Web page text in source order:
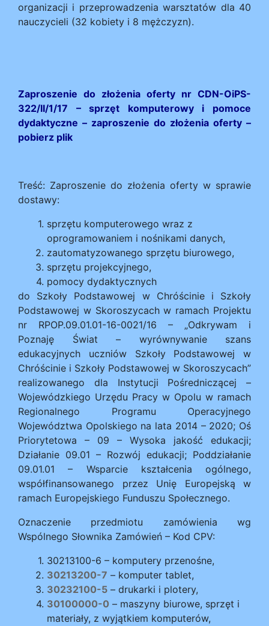
organizacji i przeprowadzenia warsztatów dla 40
nauczycieli (32 kobiety i 8 mężczyzn).
Zaproszenie do złożenia oferty nr CDN-OiPS-
322/II/1/17 – sprzęt komputerowy i pomoce
dydaktyczne – zaproszenie do złożenia oferty –
pobierz plik
Treść: Zaproszenie do złożenia oferty w sprawie
dostawy:
sprzętu komputerowego wraz z
oprogramowaniem i nośnikami danych,
zautomatyzowanego sprzętu biurowego,
sprzętu projekcyjnego,
pomocy dydaktycznych
do Szkoły Podstawowej w Chróścinie i Szkoły
Podstawowej w Skoroszycach w ramach Projektu
nr RPOP.09.01.01-16-0021/16 – „Odkrywam i
Poznaję Świat – wyrównywanie szans
edukacyjnych uczniów Szkoły Podstawowej w
Chróścinie i Szkoły Podstawowej w Skoroszycach”
realizowanego dla Instytucji Pośredniczącej –
Wojewódzkiego Urzędu Pracy w Opolu w ramach
Regionalnego Programu Operacyjnego
Województwa Opolskiego na lata 2014 – 2020; Oś
Priorytetowa – 09 – Wysoka jakość edukacji;
Działanie 09.01 – Rozwój edukacji; Poddziałanie
09.01.01 – Wsparcie kształcenia ogólnego,
współfinansowanego przez Unię Europejską w
ramach Europejskiego Funduszu Społecznego.
Oznaczenie przedmiotu zamówienia wg
Wspólnego Słownika Zamówień – Kod CPV:
30213100-6 – komputery przenośne,
30213200-7 – komputer tablet,
30232100-5– drukarki i plotery,
30100000-0 – maszyny biurowe, sprzęt i
materiały, z wyjątkiem komputerów,